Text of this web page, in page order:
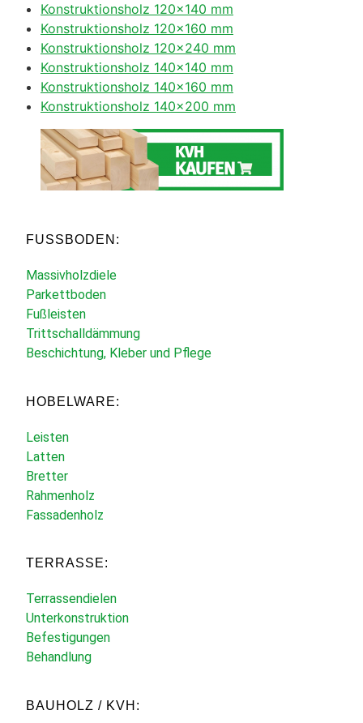
Konstruktionsholz 120×140 mm
Konstruktionsholz 120×160 mm
Konstruktionsholz 120×240 mm
Konstruktionsholz 140×140 mm
Konstruktionsholz 140×160 mm
Konstruktionsholz 140×200 mm
FUSSBODEN:
Massivholzdiele
Parkettboden
Fußleisten
Trittschalldämmung
Beschichtung, Kleber und Pflege
HOBELWARE:
Leisten
Latten
Bretter
Rahmenholz
Fassadenholz
TERRASSE:
Terrassendielen
Unterkonstruktion
Befestigungen
Behandlung
BAUHOLZ / KVH: